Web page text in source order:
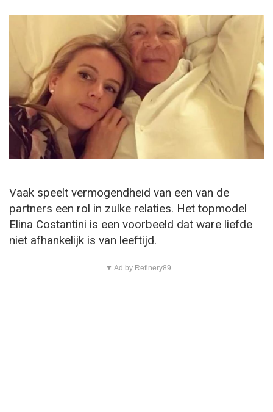
Vaak speelt vermogendheid van een van de
partners een rol in zulke relaties. Het topmodel
Elina Costantini is een voorbeeld dat ware liefde
niet afhankelijk is van leeftijd.
▼ Ad by Refinery89